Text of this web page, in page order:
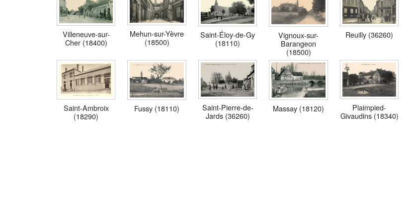
Villeneuve-sur-
Cher (18400)
Mehun-sur-Yèvre
(18500)
Saint-Éloy-de-Gy
(18110)
Vignoux-sur-
Barangeon
(18500)
Reuilly (36260)
Saint-Ambroix
(18290)
Fussy (18110)
Saint-Pierre-de-
Jards (36260)
Massay (18120)
Plaimpied-
Givaudins (18340)